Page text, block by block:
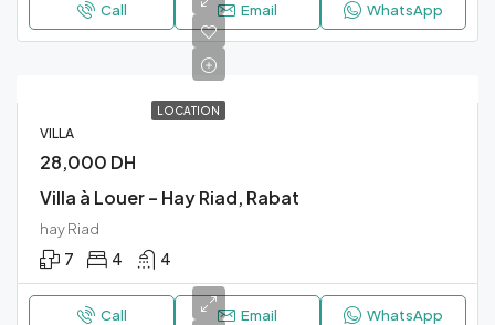
Call Email WhatsApp
LOCATION
VILLA
28,000 DH
Villa à Louer – Hay Riad, Rabat
hay Riad
7 4 4
Call Email WhatsApp